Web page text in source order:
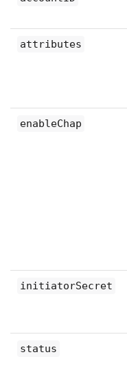
attributes
enableChap
initiatorSecret
status